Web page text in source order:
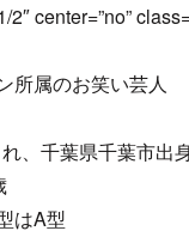
center=”no”
所属のお笑い芸人
、千葉県千葉市出
はA型